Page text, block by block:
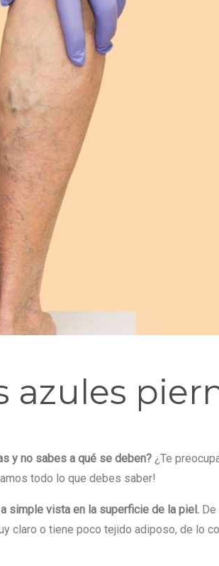
azules
y no sabes a qué se deben? ¿Te
todo lo que debes saber!
simple vista en la superficie de la piel. De
claro o tiene poco tejido adiposo, de lo